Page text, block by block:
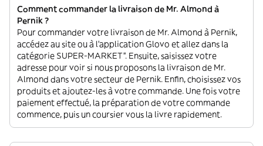
Comment commander la livraison de Mr. Almond à
Pernik ?
Pour commander votre livraison de Mr. Almond à Pernik,
accédez au site ou à l'application Glovo et allez dans la
catégorie SUPER-MARKET”. Ensuite, saisissez votre
adresse pour voir si nous proposons la livraison de Mr.
Almond dans votre secteur de Pernik. Enfin, choisissez vos
produits et ajoutez-les à votre commande. Une fois votre
paiement effectué, la préparation de votre commande
commence, puis un coursier vous la livre rapidement.